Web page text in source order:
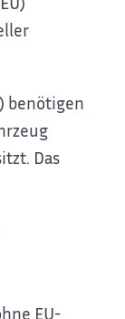
benötigen
Das
EU-